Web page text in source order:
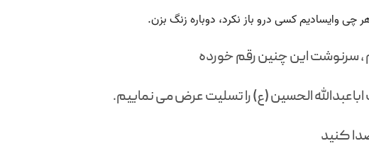
، سرنوشت این چنین رقم خورده
الحسین (ع) را تسلیت عرض می نماییم.
کنید